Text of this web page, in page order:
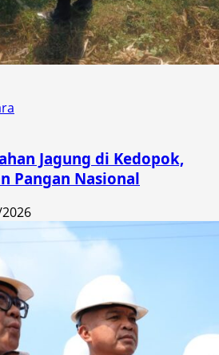
Jagung di Kedopok,
Pangan Nasional